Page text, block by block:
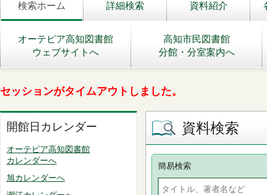
検索ホーム 詳細検索 資料紹介
オーテピア高知図書館
ウェブサイトへ
高知市民図書館
分館・分室案内へ
セッションがタイムアウトしました。
開館日カレンダー
オーテピア高知図書館
カレンダーへ
旭カレンダーへ
資料検索
簡易検索